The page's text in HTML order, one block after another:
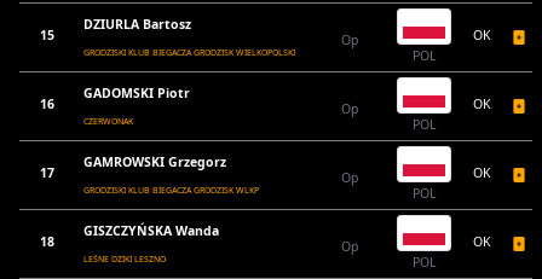
15
DZIURLA Bartosz
GRODZISKI KLUB BIEGACZA GRODZISK WIELKOPOLSKI
Op
POL
OK
16
GADOMSKI Piotr
CZERWONAK
Op
POL
OK
17
GAMROWSKI Grzegorz
GRODZISKI KLUB BIEGACZA GRODZISK WLKP
Op
POL
OK
18
GISZCZYŃSKA Wanda
LEŚNE DZIKI LESZNO
Op
POL
OK